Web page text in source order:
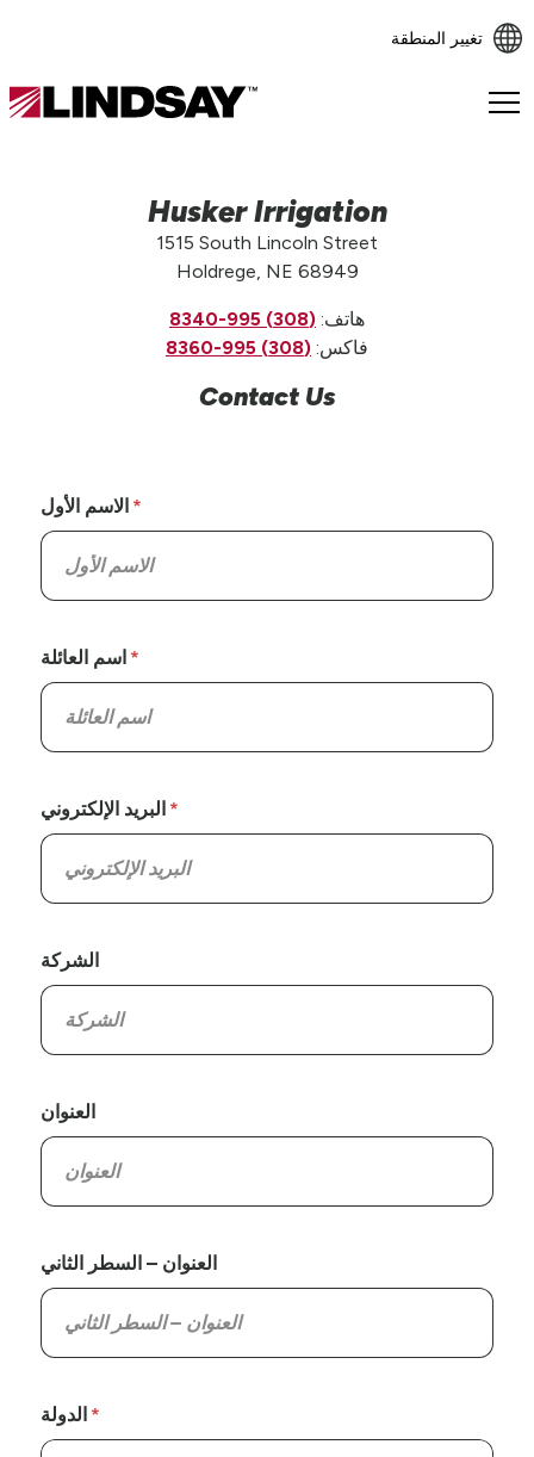
تغيير المنطقة
Lindsay.
Husker Irrigation
1515 South Lincoln Street
Holdrege, NE 68949
هاتف: (308) 995-8340
فاكس: (308) 995-8360
Contact Us
الاسم الأول
اسم العائلة
البريد الإلكتروني
الشركة
العنوان
العنوان – السطر الثاني
الدولة